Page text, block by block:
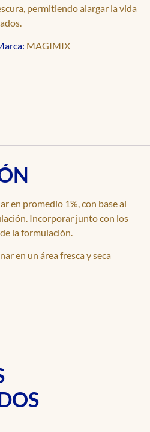
permitiendo alargar la vida
MAGIMIX
en promedio 1%, con base al
Incorporar junto con los
la formulación.
en un área fresca y seca